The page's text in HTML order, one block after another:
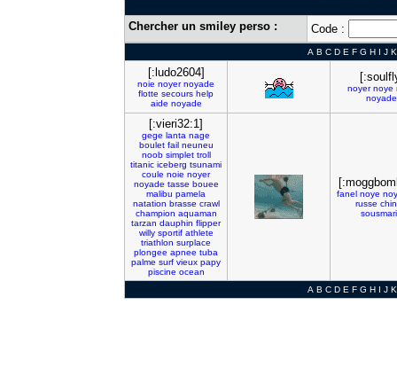
Chercher un smiley perso : Code :
A B C D E F G H I J K
[:ludo2604]
noie noyer noyade
flotte secours help
aide noyade
noyer noye
noyade
[:vieri32:1]
gege lanta nage
boulet fail neuneu
noob simplet troll
titanic iceberg tsunami
coule noie noyer
noyade tasse bouee
malibu pamela
natation brasse crawl
champion aquaman
tarzan dauphin flipper
willy sportif athlete
triathlon surplace
plongee apnee tuba
palme surf vieux papy
piscine ocean
fanel noye
russe
A B C D E F G H I J K